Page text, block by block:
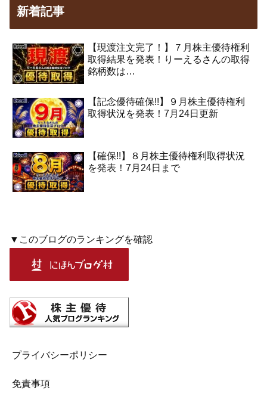
新着記事
【現渡注文完了！】７月株主優待権利
取得結果を発表！りーえるさんの取得
銘柄数は…
【記念優待確保!!】９月株主優待権利
取得状況を発表！7月24日更新
【確保!!】８月株主優待権利取得状況
を発表！7月24日まで
▼このブログのランキングを確認
プライバシーポリシー
免責事項